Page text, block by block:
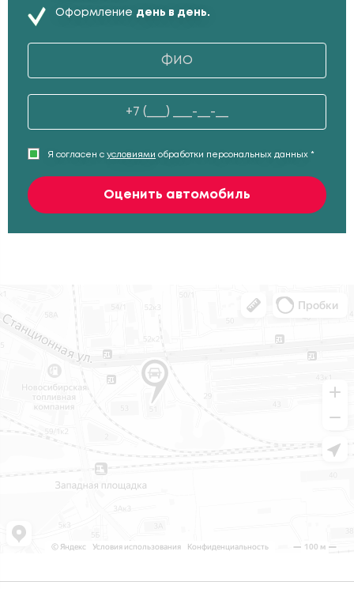
Оформление день в день.
Я согласен с условиями обработки персональных данных *
Оценить автомобиль